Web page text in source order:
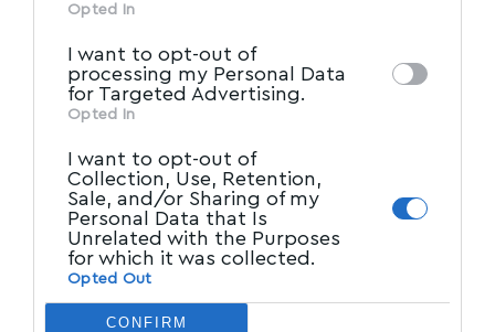
other third parties.
Opted In
I want to opt-out of
processing my Personal Data
for Targeted Advertising.
Opted In
I want to opt-out of
Collection, Use, Retention,
Sale, and/or Sharing of my
Personal Data that Is
Unrelated with the Purposes
for which it was collected.
Opted Out
CONFIRM